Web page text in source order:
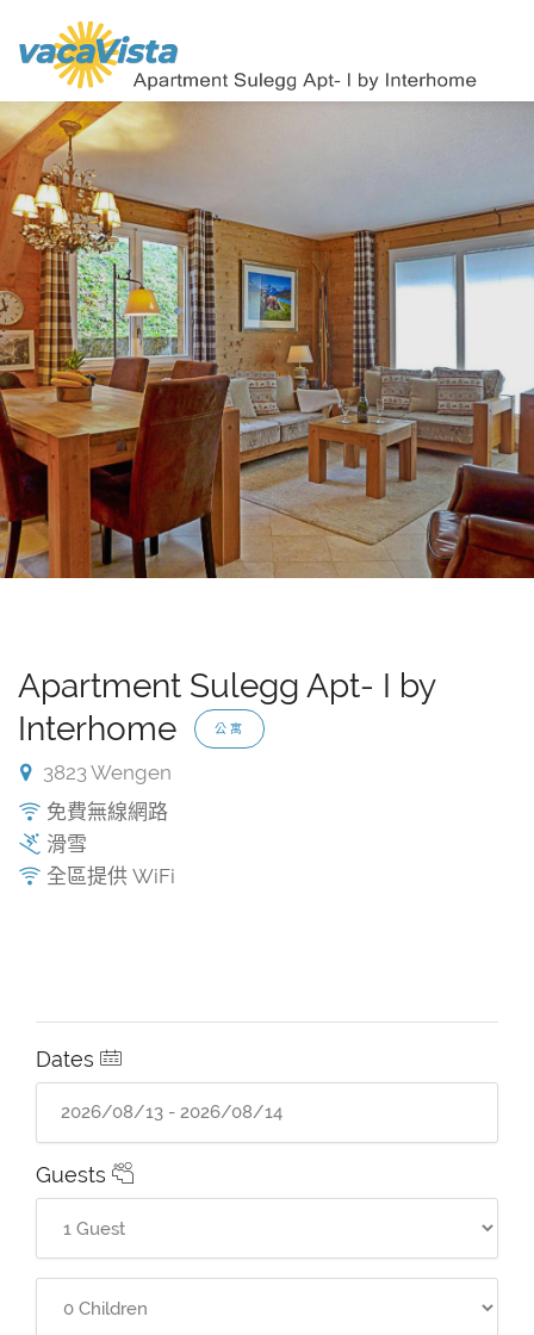
Apartment Sulegg Apt- I by
Interhome
公寓
3823 Wengen
免費無線網路
滑雪
全區提供 WiFi
Dates
Guests